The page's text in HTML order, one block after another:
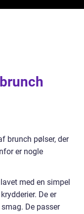
brunch pølser, der
er nogle
med en simpel
De er
De passer